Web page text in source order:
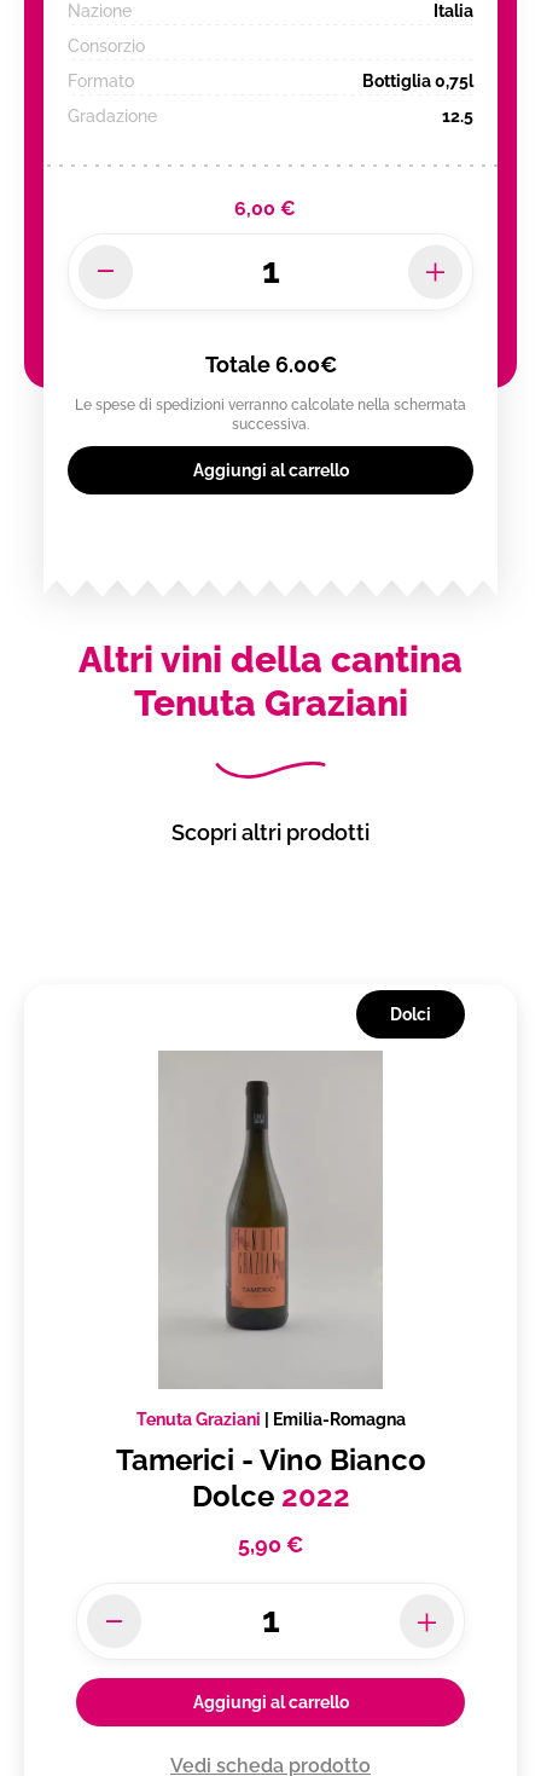
Nazione
Italia
Consorzio
Formato
Bottiglia 0,75l
Gradazione
12.5
6,00 €
Totale 6.00€
Le spese di spedizioni verranno calcolate nella schermata
successiva.
Aggiungi al carrello
Altri vini della cantina
Tenuta Graziani
Scopri altri prodotti
Dolci
Tenuta Graziani Emilia-Romagna
Tamerici - Vino Bianco
Dolce 2022
5,90 €
Aggiungi al carrello
Vedi scheda prodotto